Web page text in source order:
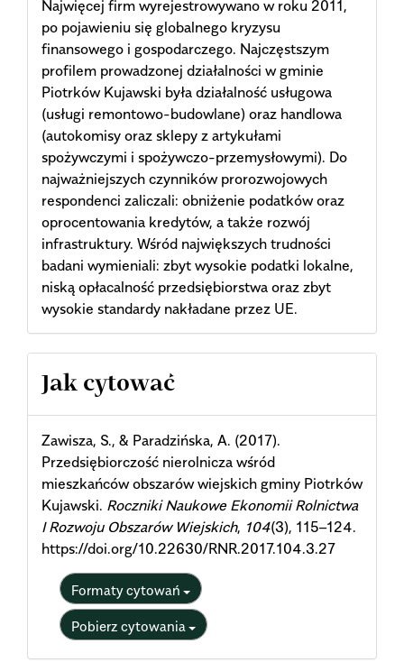
Najwięcej firm wyrejestrowywano w roku 2011,
po pojawieniu się globalnego kryzysu
finansowego i gospodarczego. Najczęstszym
profilem prowadzonej działalności w gminie
Piotrków Kujawski była działalność usługowa
(usługi remontowo-budowlane) oraz handlowa
(autokomisy oraz sklepy z artykułami
spożywczymi i spożywczo-przemysłowymi). Do
najważniejszych czynników prorozwojowych
respondenci zaliczali: obniżenie podatków oraz
oprocentowania kredytów, a także rozwój
infrastruktury. Wśród największych trudności
badani wymieniali: zbyt wysokie podatki lokalne,
niską opłacalność przedsiębiorstwa oraz zbyt
wysokie standardy nakładane przez UE.
Article
Details
Jak cytować
Zawisza, S., & Paradzińska, A. (2017).
Przedsiębiorczość nierolnicza wśród
mieszkańców obszarów wiejskich gminy Piotrków
Kujawski. Roczniki Naukowe Ekonomii Rolnictwa
I Rozwoju Obszarów Wiejskich, 104(3), 115–124.
https://doi.org/10.22630/RNR.2017.104.3.27
Formaty cytowań
Pobierz cytowania